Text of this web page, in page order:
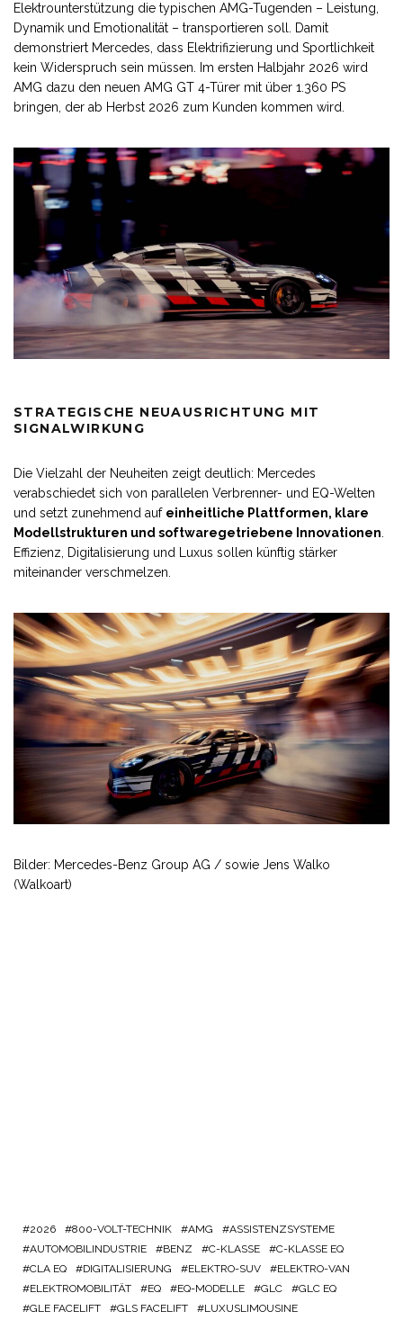
Elektrounterstützung die typischen AMG-Tugenden – Leistung,
Dynamik und Emotionalität – transportieren soll. Damit
demonstriert Mercedes, dass Elektrifizierung und Sportlichkeit
kein Widerspruch sein müssen. Im ersten Halbjahr 2026 wird
AMG dazu den neuen AMG GT 4-Türer mit über 1.360 PS
bringen, der ab Herbst 2026 zum Kunden kommen wird.
STRATEGISCHE NEUAUSRICHTUNG MIT
SIGNALWIRKUNG
Die Vielzahl der Neuheiten zeigt deutlich: Mercedes
verabschiedet sich von parallelen Verbrenner- und EQ-Welten
und setzt zunehmend auf einheitliche Plattformen, klare
Modellstrukturen und softwaregetriebene Innovationen
Effizienz, Digitalisierung und Luxus sollen künftig stärker
miteinander verschmelzen.
Bilder: Mercedes-Benz Group AG / sowie Jens Walko
(Walkoart)
2026 800-VOLT-TECHNIK AMG
ASSISTENZSYSTEME
AUTOMOBILINDUSTRIE
BENZ C-KLASSE
C-KLASSE EQ
CLA EQ
DIGITALISIERUNG ELEKTRO-SUV
ELEKTRO-VAN
ELEKTROMOBILITÄT
EQ EQ-MODELLE GLC
GLC EQ
GLE FACELIFT
GLS FACELIFT
LUXUSLIMOUSINE